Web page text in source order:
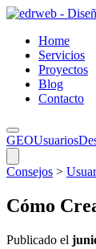
Home
Servicios
Proyectos
Blog
Contacto
GEOUsuarios
Consejos >
Cómo
Publicado el